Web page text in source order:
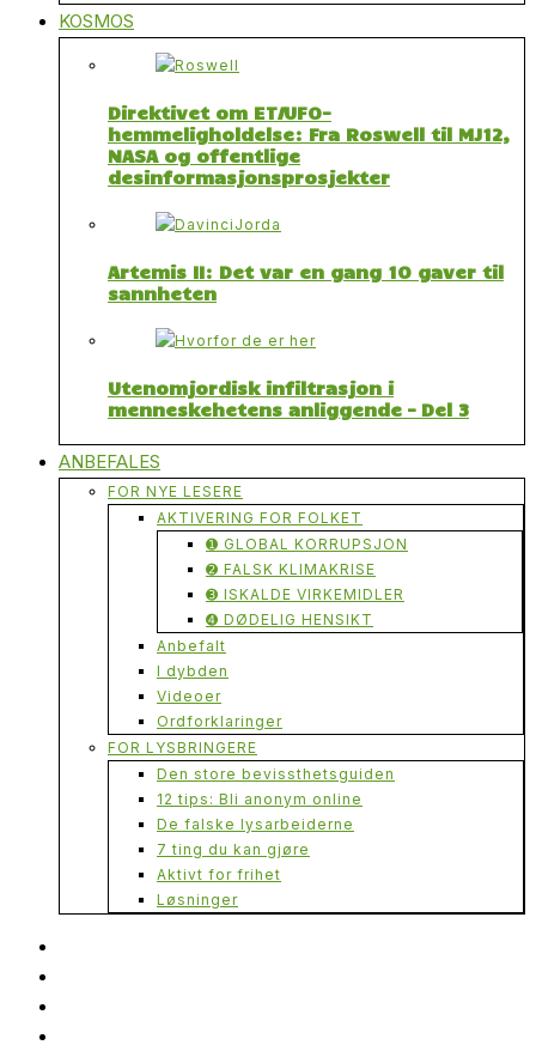
KOSMOS
Direktivet om ET/UFO-
hemmeligholdelse: Fra Roswell til MJ12,
NASA og offentlige
desinformasjonsprosjekter
Artemis II: Det var en gang 10 gaver til
sannheten
Utenomjordisk infiltrasjon i
menneskehetens anliggende – Del 3
ANBEFALES
FOR NYE LESERE
AKTIVERING FOR FOLKET
➊ GLOBAL KORRUPSJON
➋ FALSK KLIMAKRISE
➌ ISKALDE VIRKEMIDLER
➍ DØDELIG HENSIKT
Anbefalt
I dybden
Videoer
Ordforklaringer
FOR LYSBRINGERE
Den store bevissthetsguiden
12 tips: Bli anonym online
De falske lysarbeiderne
7 ting du kan gjøre
Aktivt for frihet
Løsninger